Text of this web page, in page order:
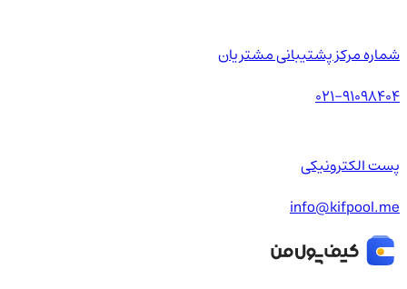
شماره مرکز پشتیبانی مشتریان
021-91098404
پست الکترونیکی
info@kifpool.me